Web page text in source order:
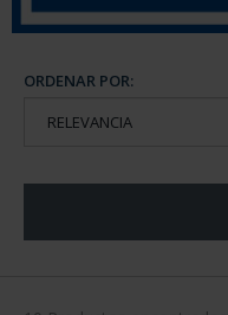
ORDENAR POR: